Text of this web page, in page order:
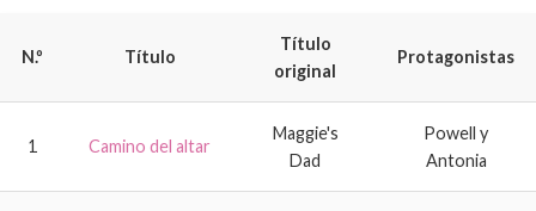
N.º Título
Título
original
Protagonistas
1 Camino del altar
Maggie's
Dad
Powell y
Antonia